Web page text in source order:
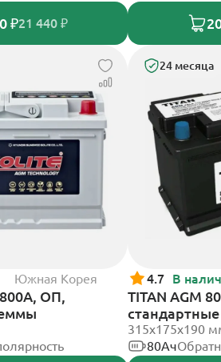
₽21 440 ₽
Южная Корея
ОП,
24 месяца
4.7 В
TITAN AGM
315x175x190
80Ач